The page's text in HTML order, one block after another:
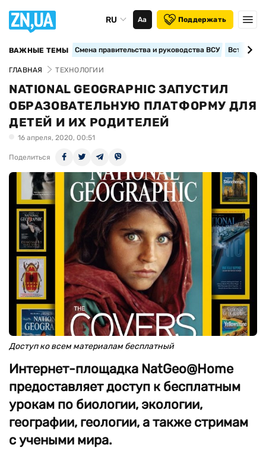
RU Аа Поддержать
ВАЖНЫЕ ТЕМЫ Смена правительства и руководства ВСУ
ГЛАВНАЯ ТЕХНОЛОГИИ
NATIONAL GEOGRAPHIC ЗАПУСТИЛ
ОБРАЗОВАТЕЛЬНУЮ ПЛАТФОРМУ ДЛЯ
ДЕТЕЙ И ИХ РОДИТЕЛЕЙ
16 апреля, 2020, 00:51
Поделиться
Доступ ко всем материалам бесплатный
Интернет-площадка NatGeo@Home
предоставляет доступ к бесплатным
урокам по биологии, экологии,
географии, геологии, а также стримам
с учеными мира.